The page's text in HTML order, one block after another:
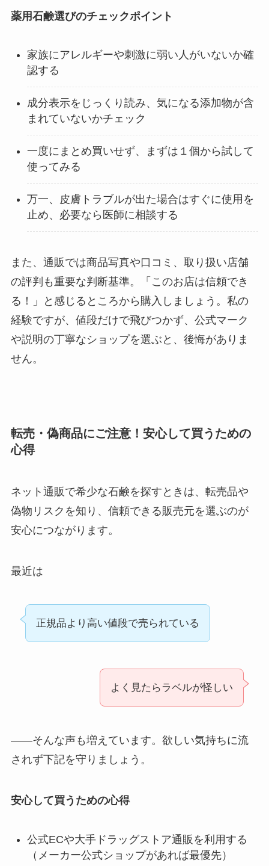
薬用石鹸選びのチェックポイント
家族にアレルギーや刺激に弱い人がいないか確
認する
成分表示をじっくり読み、気になる添加物が含
まれていないかチェック
一度にまとめ買いせず、まずは１個から試して
使ってみる
万一、皮膚トラブルが出た場合はすぐに使用を
止め、必要なら医師に相談する
また、通販では商品写真や口コミ、取り扱い店舗
の評判も重要な判断基準。「このお店は信頼でき
る！」と感じるところから購入しましょう。私の
経験ですが、値段だけで飛びつかず、公式マーク
や説明の丁寧なショップを選ぶと、後悔がありま
せん。
転売・偽商品にご注意！安心して買うための
心得
ネット通販で希少な石鹸を探すときは、転売品や
偽物リスクを知り、信頼できる販売元を選ぶのが
安心につながります。
最近は
正規品より高い値段で売られている
よく見たらラベルが怪しい
――そんな声も増えています。欲しい気持ちに流
されず下記を守りましょう。
安心して買うための心得
公式ECや大手ドラッグストア通販を利用する
（メーカー公式ショップがあれば最優先）